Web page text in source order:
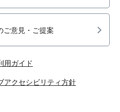
ご意見・ご提案
用ガイド
アクセシビリティ方針